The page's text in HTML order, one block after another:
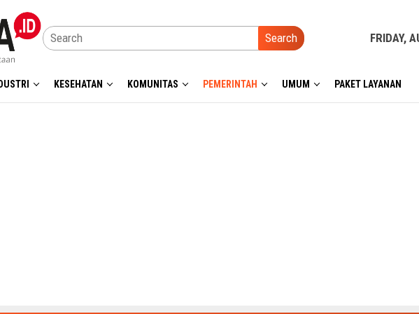
Search FRIDAY,
KESEHATAN KOMUNITAS PEMERINTAH UMUM PAKET LAYANAN